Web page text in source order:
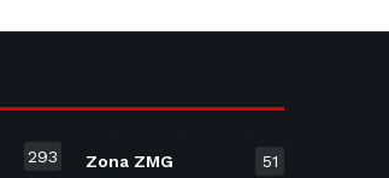
293 Zona ZMG 51